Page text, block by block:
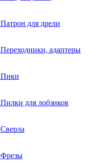
Патрон для дрели
Переходники, адаптеры
Пики
Пилки для лобзиков
Сверла
Фрезы